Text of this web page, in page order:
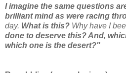
I imagine the same questions
brilliant mind as were racing
day. What is this? Why have I
done to deserve this? And,
which one is the desert?"